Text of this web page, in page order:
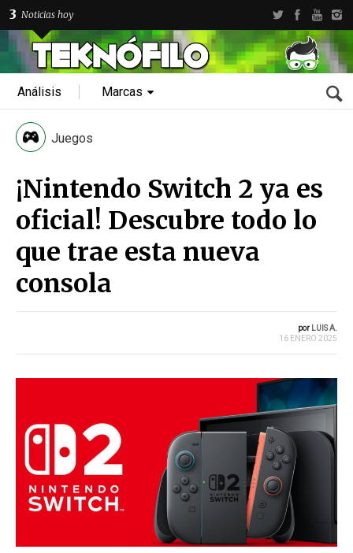
3 Noticias hoy
Análisis Marcas
Juegos
¡Nintendo Switch 2 ya es
oficial! Descubre todo lo
que trae esta nueva
consola
por LUIS A.
16 ENERO 2025